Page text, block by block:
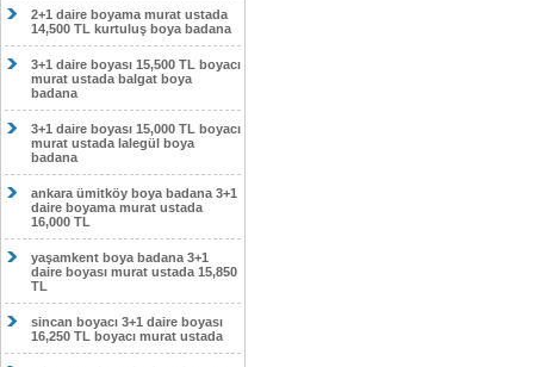
2+1 daire boyama murat ustada
14,500 TL kurtuluş boya badana
3+1 daire boyası 15,500 TL boyacı
murat ustada balgat boya
badana
3+1 daire boyası 15,000 TL boyacı
murat ustada lalegül boya
badana
ankara ümitköy boya badana 3+1
daire boyama murat ustada
16,000 TL
yaşamkent boya badana 3+1
daire boyası murat ustada 15,850
TL
sincan boyacı 3+1 daire boyası
16,250 TL boyacı murat ustada